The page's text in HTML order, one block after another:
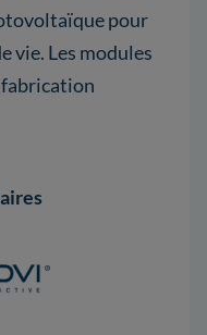
pour
vie. Les modules